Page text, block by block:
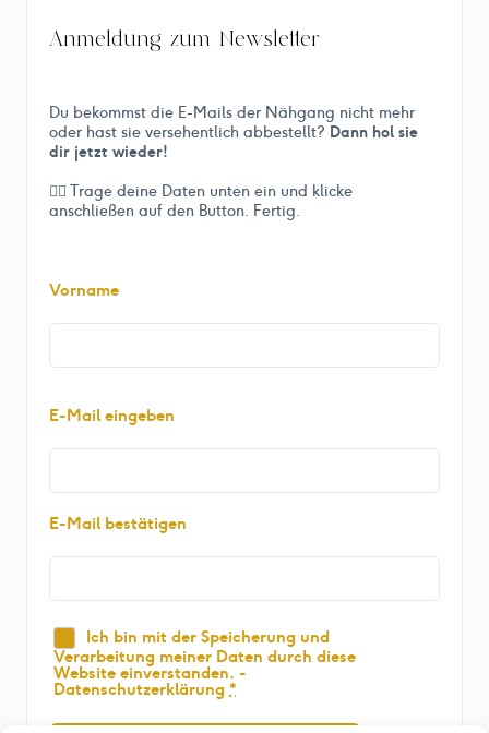
Anmeldung zum Newsletter
Du bekommst die E-Mails der Nähgang nicht mehr
oder hast sie versehentlich abbestellt? Dann hol sie
dir jetzt wieder!
👉🏻 Trage deine Daten unten ein und klicke
anschließen auf den Button. Fertig.
Vorname
Mail
(erforderlich)
E-Mail eingeben
E-Mail bestätigen
Datenschutz
(erforderlich)
Ich bin mit der Speicherung und
Verarbeitung meiner Daten durch diese
Website einverstanden. -
Datenschutzerklärung *